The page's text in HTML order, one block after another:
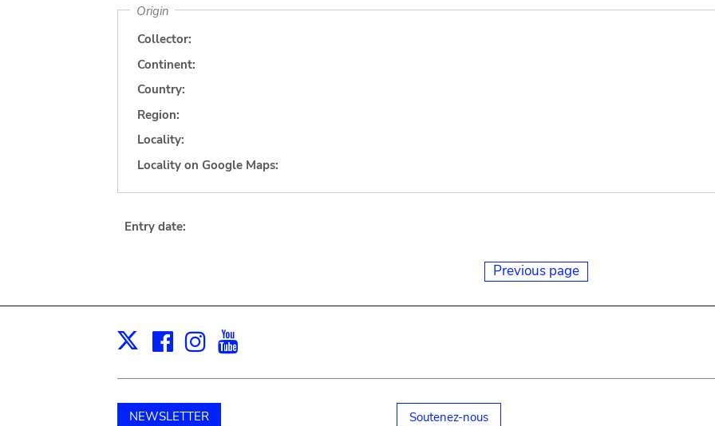
Origin
Collector:
Continent:
Country:
Region:
Locality:
Locality on Google Maps:
Entry date:
Previous page
X Facebook
Instagram
NEWSLETTER Soutenez-nous